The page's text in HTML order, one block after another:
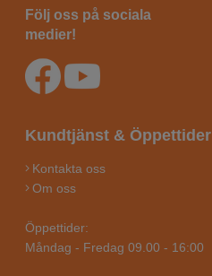
Följ oss på sociala
medier!
Kundtjänst & Öppettider
Kontakta oss
Om oss
Öppettider:
Måndag - Fredag 09.00 - 16:00